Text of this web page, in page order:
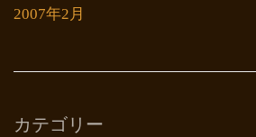
2007年2月
カテゴリー